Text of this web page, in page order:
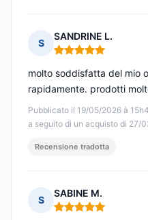
S
SANDRINE L.
Nota: 5 su 5
Pubblicato il 19/05/2026 à
a seguito di un acquisto di 27/
molto soddisfatta del mio
rapidamente. prodotti
Recensione tradotta
S
SABINE M.
Nota: 5 su 5